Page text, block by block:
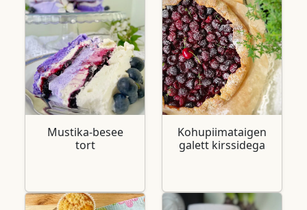
Mustika-besee
tort
Kohupiimataigen
galett kirssidega